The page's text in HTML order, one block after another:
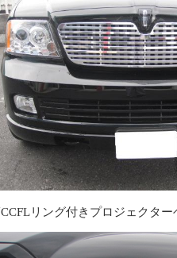
CCFLリング付きプロジェクタ